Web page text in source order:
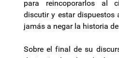
para reincoporarlos al
discutir y estar dispuestos
jamás a negar la historia
Sobre el final de su